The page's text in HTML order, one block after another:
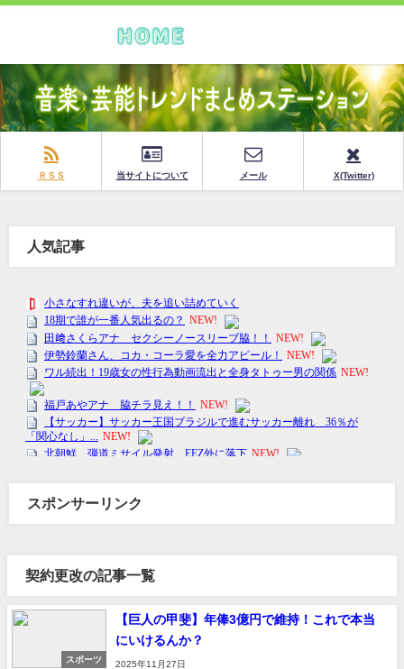
ＲＳＳ 当サイトについて メール X(Twitter)
人気記事
スポンサーリンク
契約更改の記事一覧
スポーツ
【巨人の甲斐】年俸3億円で維持！これで本当
にいけるんか？
2025年11月27日